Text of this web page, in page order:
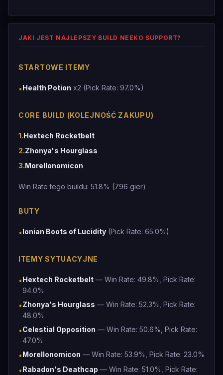
JAKI JEST NAJLEPSZY BUILD NEEKO SUPPORT?
STARTOWE ITEMY
•Health Potion x2 (Pick Rate: 97.0%)
CORE BUILD (KOLEJNOŚĆ ZAKUPU)
1.Hextech Rocketbelt
2.Zhonya's Hourglass
3.Morellonomicon
Win Rate tego buildu: 51.8% (796 gier)
BUTY
•Ionian Boots of Lucidity (Pick Rate: 65.0%)
ITEMY SYTUACYJNE
•Hextech Rocketbelt — Win Rate: 49.8%, Pick Rate:
94.0%
•Zhonya's Hourglass — Win Rate: 52.3%, Pick Rate:
48.0%
•Celestial Opposition — Win Rate: 50.6%, Pick Rate:
47.0%
•Morellonomicon — Win Rate: 53.9%, Pick Rate: 23.0%
•Rabadon's Deathcap — Win Rate: 51.0%, Pick Rate: